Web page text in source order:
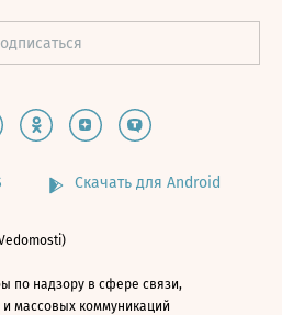
Скачать для Android
по надзору в сфере связи,
массовых коммуникаций